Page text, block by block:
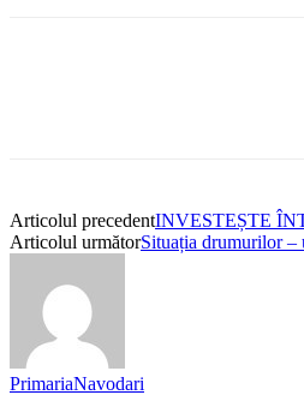
Articolul precedentINVESTEȘTE
Articolul următorSituația drumurilor –
PrimariaNavodari